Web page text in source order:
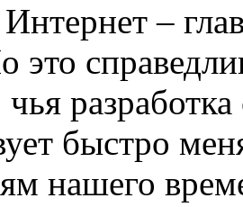
–
это
разработка
быстро
нашего